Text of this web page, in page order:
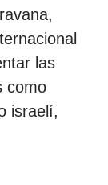
las
como
israelí,